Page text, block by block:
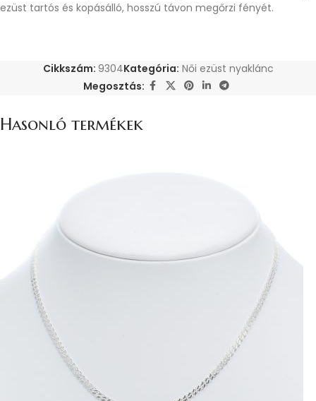
ezüst tartós és kopásálló, hosszú távon megőrzi fényét.
Cikkszám: 9304Kategória: Női ezüst nyaklánc
Megosztás:
Hasonló termékek